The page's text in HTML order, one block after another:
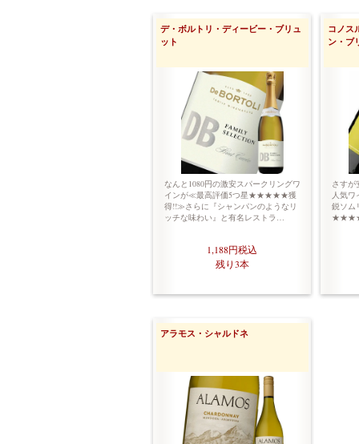
デ・ボルトリ・ディービー・ブリュ
ット
なんと1080円の激安スパークリングワ
インが≪最高評価5つ星★★★★★獲
得!!≫さらに『シャンパンのようなリ
ッチな味わい』と有名レストラ…
1,188円税込
残り3本
コノス
ン・ブ
さすが
人気
鋭ソ
アラモス・シャルドネ